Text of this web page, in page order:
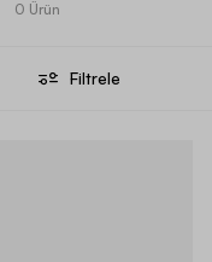
0 Ürün
Filtrele